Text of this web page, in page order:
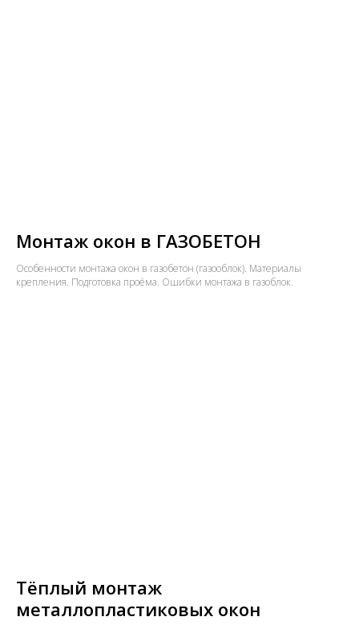
Монтаж окон в ГАЗОБЕТОН
Особенности монтажа окон в газобетон (газооблок). Материалы
крепления. Подготовка проёма. Ошибки монтажа в газоблок.​
Тёплый монтаж
металлопластиковых окон